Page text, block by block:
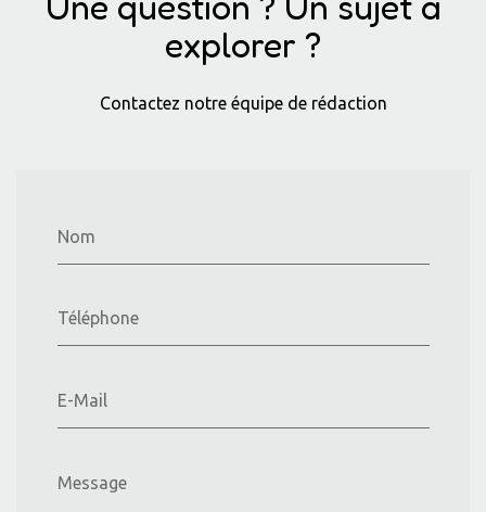
explorer ?
Contactez notre équipe de rédaction
Nom
Téléphone
E-Mail
Message